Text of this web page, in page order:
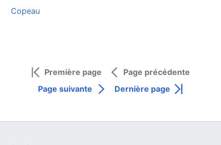
Copeau
Première page
Page précédente
Page suivante
Dernière page